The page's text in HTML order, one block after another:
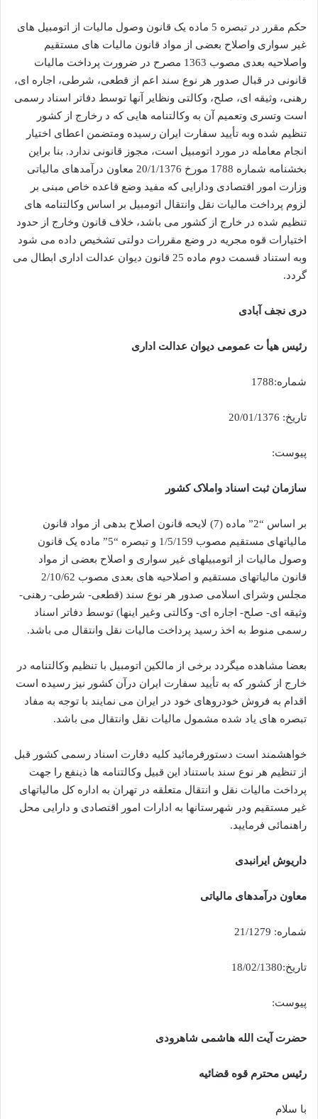
حکم مقرر در تبصره 5 ماده یک قانون وصول مالیات از اتومبیل های
غیر سواری واصلاح بعضی از مواد قانون مالیات های مستقیم
واصلاحیه بعدی مصوب 1363 مصرح در ضرورت پرداخت مالیات
قانونی در قبال صدور هر نوع سند اعم از قطعی، شرطی، اجاره ای،
رهنی، وثیقه ای، صلح، وکالتی ونظایر آنها توسط دفاتر اسناد رسمی
است وتسری وتعمیم آن به وکالتنامه هایی که د رخارج از کشور
تنظیم شده وبه تأیید سفارت ایران رسیده ومتضمن اعطای اختیار
انجام معامله در مورد اتومبیل است، مجوز قانونی ندارد. بنا براین
بخشنامه شماره 1788 مورخ 20/1/1376 معاون درآمدهای مالیاتی
وزارت امور اقتصادی ودارایی که مفید وضع قاعده خاص مبنی بر
لزوم پرداخت مالیات نقل وانتقال اتومبیل بر اساس وکالتنامه های
تنظیم شده در خارج از کشور می باشد، خلاف قانون وخارج از حدود
اختیارات قوه مجریه در وضع مقررات دولتی تشخیص داده می شود
وبه استناد قسمت دوم ماده 25 قانون دیوان عدالت اداری ابطال می
گردد.
دری نجف آبادی
رئیس هیأ ت عمومی دیوان عدالت اداری
شماره:1788
تاریخ: 20/01/1376
پیوست:
سازمان ثبت اسناد واملاک کشور
بر اساس “2” ماده (7) لایحه قانون اصلاح بدهی از مواد قانون
مالیاتهای مستقیم مصوب 1/5/159 و تبصره “5” ماده یک قانون
وصول مالیات از اتومبیلهای غیر سواری و اصلاح بعضی از مواد
قانون مالیاتهای مستقیم و اصلاحیه های بعدی مصوب 2/10/62
مجلس وشرای اسلامی صدور هر نوع سند (قطعی- شرطی- رهنی-
وثیقه ای- صلح- اجاره ای- وکالتی وغیر اینها) توسط دفاتر اسناد
رسمی منوط به اخذ رسید پرداخت مالیات نقل وانتقال می باشد.
بعضا مشاهده میگردد برخی از مالکین اتومبیل با تنظیم وکالتنامه در
خارج از کشور که به تأیید سفارت ایران درآن کشور نیز رسیده است
اقدام به فروش خودروهای خود در ایران می نمایند با توجه به مفاد
تبصره های یاد شده مشمول مالیات نقل وانتقال می باشد.
خواهشمند است دستورفرمائید کلیه دفارت اسناد رسمی کشور قبل
از تنظیم هر نوع سند باستناد این قبیل وکالتنامه ها ذینفع را جهت
پرداخت مالیات نقل و انتقال متعلقه در تهران به اداره کل مالیاتهای
غیر مستقیم ودر شهرستانها به ادارات امور اقتصادی و دارایی محل
راهنمائی فرمایید.
داریوش ایرانبدی
معاون درآمدهای مالیاتی
شماره: 21/1279
تاریخ:18/02/1380
پیوست:
حضرت آیت الله هاشمی شاهرودی
رئیس محترم قوه قضائیه
با سلام